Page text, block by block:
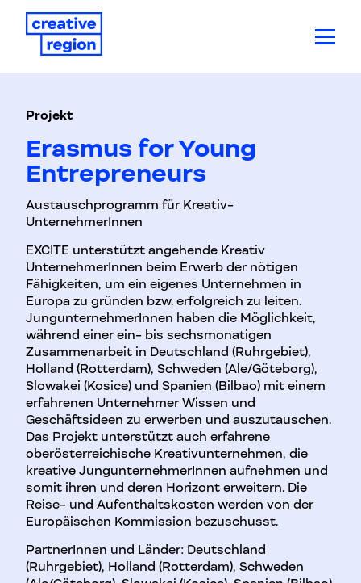
Projekt
Erasmus for Young
Entrepreneurs
Austauschprogramm für Kreativ-
UnternehmerInnen
EXCITE unterstützt angehende Kreativ
UnternehmerInnen beim Erwerb der nötigen
Fähigkeiten, um ein eigenes Unternehmen in
Europa zu gründen bzw. erfolgreich zu leiten.
JungunternehmerInnen haben die Möglichkeit,
während einer ein- bis sechsmonatigen
Zusammenarbeit in Deutschland (Ruhrgebiet),
Holland (Rotterdam), Schweden (Ale/Göteborg),
Slowakei (Kosice) und Spanien (Bilbao) mit einem
erfahrenen Unternehmer Wissen und
Geschäftsideen zu erwerben und auszutauschen.
Das Projekt unterstützt auch erfahrene
oberösterreichische Kreativunternehmen, die
kreative JungunternehmerInnen aufnehmen und
somit ihren und deren Horizont erweitern. Die
Reise- und Aufenthaltskosten werden von der
Europäischen Kommission bezuschusst.
PartnerInnen und Länder: Deutschland
(Ruhrgebiet), Holland (Rotterdam), Schweden